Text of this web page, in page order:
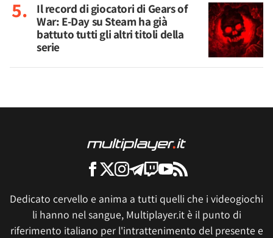
Il record di giocatori di Gears of
War: E-Day su Steam ha già
battuto tutti gli altri titoli della
serie
Dedicato cervello e anima a tutti quelli che i videogiochi
li hanno nel sangue, Multiplayer.it è il punto di
riferimento italiano per l'intrattenimento del presente e